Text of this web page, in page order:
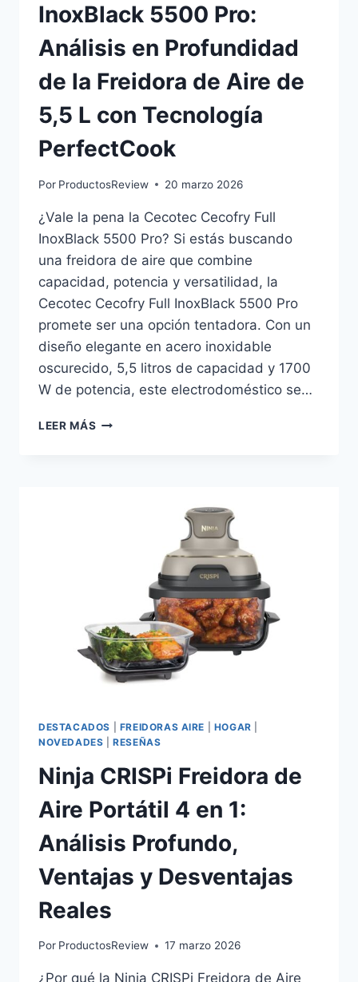
InoxBlack 5500 Pro:
Análisis en Profundidad
de la Freidora de Aire de
5,5 L con Tecnología
PerfectCook
Por ProductosReview 20 marzo 2026
¿Vale la pena la Cecotec Cecofry Full
InoxBlack 5500 Pro? Si estás buscando
una freidora de aire que combine
capacidad, potencia y versatilidad, la
Cecotec Cecofry Full InoxBlack 5500 Pro
promete ser una opción tentadora. Con un
diseño elegante en acero inoxidable
oscurecido, 5,5 litros de capacidad y 1700
W de potencia, este electrodoméstico se…
LEER MÁS CECOTEC
PROFUNDIDAD
FREIDORA
DE
AIRE
DE
5,5
TECNOLOGÍA
PERFECTCOOK
DESTACADOS FREIDORAS AIRE HOGAR
NOVEDADES |RESEÑAS
Ninja CRISPi Freidora de
Aire Portátil 4 en 1:
Análisis Profundo,
Ventajas y Desventajas
Reales
Por ProductosReview 17 marzo 2026
¿Por qué la Ninja CRISPi Freidora de Aire